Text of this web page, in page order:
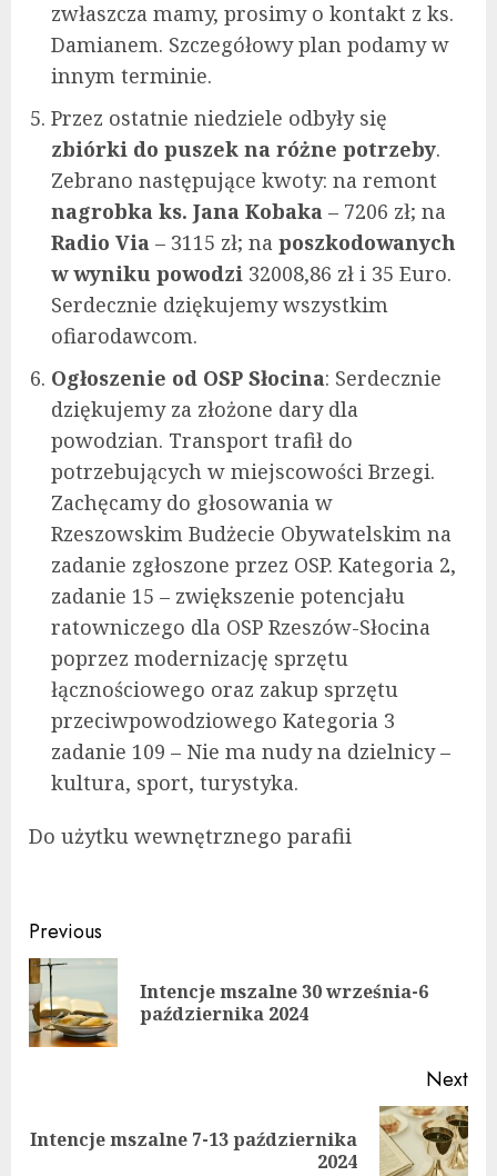
zwłaszcza mamy, prosimy o kontakt z ks.
Damianem. Szczegółowy plan podamy w
innym terminie.
Przez ostatnie niedziele odbyły się
zbiórki do puszek na różne potrzeby.
Zebrano następujące kwoty: na remont
nagrobka ks. Jana Kobaka – 7206 zł; na
Radio Via – 3115 zł; na poszkodowanych
w wyniku powodzi 32008,86 zł i 35 Euro.
Serdecznie dziękujemy wszystkim
ofiarodawcom.
Ogłoszenie od OSP Słocina: Serdecznie
dziękujemy za złożone dary dla
powodzian. Transport trafił do
potrzebujących w miejscowości Brzegi.
Zachęcamy do głosowania w
Rzeszowskim Budżecie Obywatelskim na
zadanie zgłoszone przez OSP. Kategoria 2,
zadanie 15 – zwiększenie potencjału
ratowniczego dla OSP Rzeszów-Słocina
poprzez modernizację sprzętu
łącznościowego oraz zakup sprzętu
przeciwpowodziowego Kategoria 3
zadanie 109 – Nie ma nudy na dzielnicy –
kultura, sport, turystyka.
Do użytku wewnętrznego parafii
Continue
Reading
Previous
Intencje mszalne 30 września-6
października 2024
Next
Next
Intencje mszalne 7-13 października
2024